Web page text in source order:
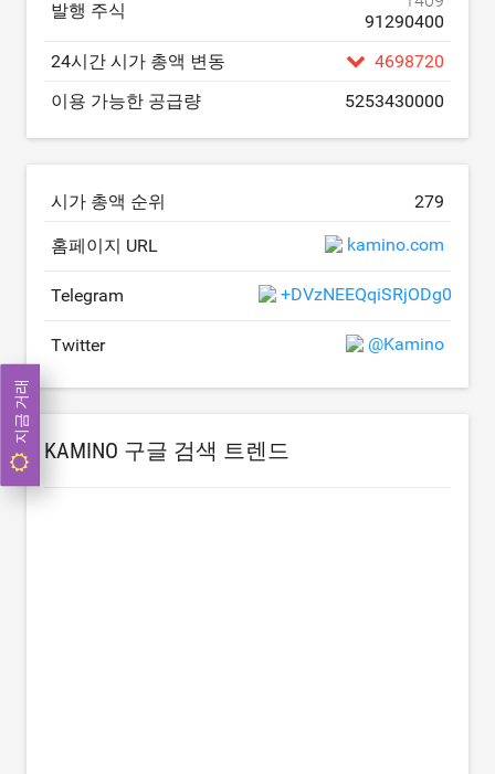
발행 주식
91290400
24시간 시가 총액 변동
4698720
이용 가능한 공급량
5253430000
시가 총액 순위 279
홈페이지 URL kamino.com
Telegram +DVzNEEQqiSRjODg0
Twitter @Kamino
KAMINO 구글 검색 트렌드
지금 거래